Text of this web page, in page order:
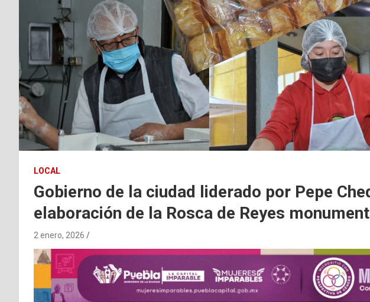
LOCAL
Gobierno de la ciudad liderado por Pepe
elaboración de la Rosca de Reyes
2 enero, 2026